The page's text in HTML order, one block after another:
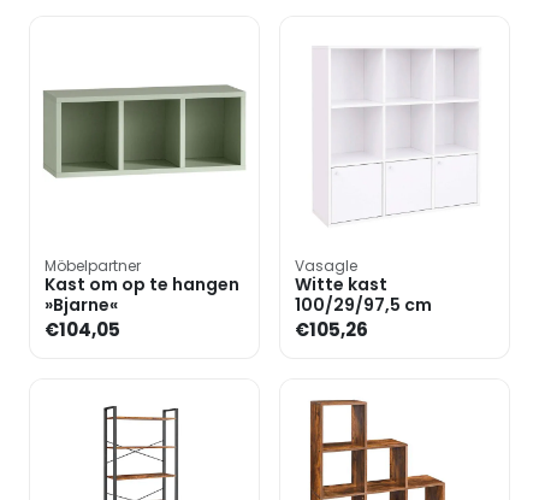
Möbelpartner
Kast om op te hangen
»Bjarne«
€104,05
Vasagle
Witte kast
100/29/97,5 cm
€105,26